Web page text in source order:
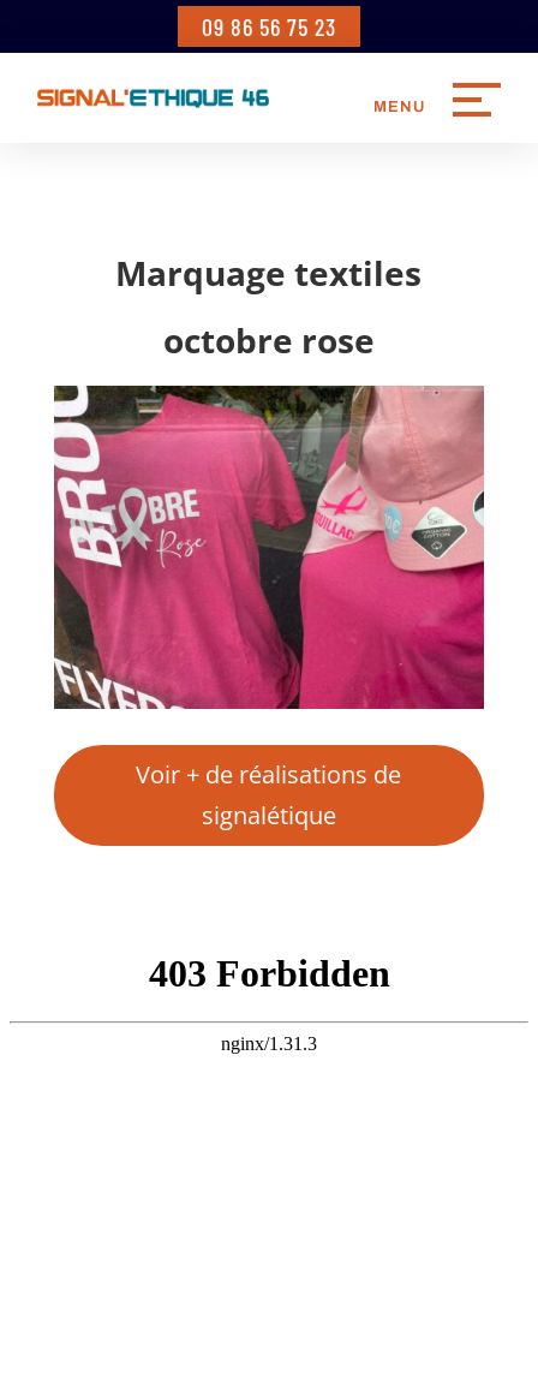
09 86 56 75 23
Marquage textiles
octobre rose
Voir + de réalisations de
signalétique